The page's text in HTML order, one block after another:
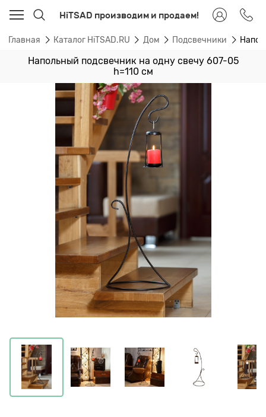
HiTSAD производим и продаем!
Главная Каталог HiTSAD.RU Дом Подсвечники
Напольный подсвечник на одну свечу 607-05
h=110 см